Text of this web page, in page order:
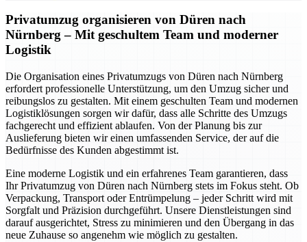
Privatumzug organisieren von Düren nach
Nürnberg – Mit geschultem Team und moderner
Logistik
Die Organisation eines Privatumzugs von Düren nach Nürnberg
erfordert professionelle Unterstützung, um den Umzug sicher und
reibungslos zu gestalten. Mit einem geschulten Team und modernen
Logistiklösungen sorgen wir dafür, dass alle Schritte des Umzugs
fachgerecht und effizient ablaufen. Von der Planung bis zur
Auslieferung bieten wir einen umfassenden Service, der auf die
Bedürfnisse des Kunden abgestimmt ist.
Eine moderne Logistik und ein erfahrenes Team garantieren, dass
Ihr Privatumzug von Düren nach Nürnberg stets im Fokus steht. Ob
Verpackung, Transport oder Entrümpelung – jeder Schritt wird mit
Sorgfalt und Präzision durchgeführt. Unsere Dienstleistungen sind
darauf ausgerichtet, Stress zu minimieren und den Übergang in das
neue Zuhause so angenehm wie möglich zu gestalten.